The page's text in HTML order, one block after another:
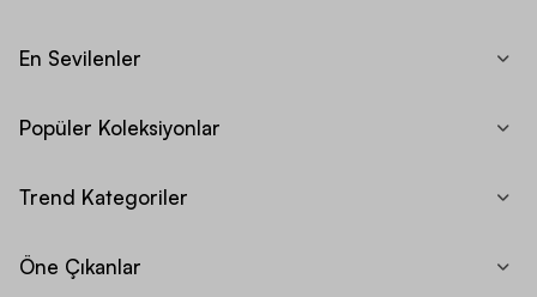
En Sevilenler
Popüler Koleksiyonlar
Trend Kategoriler
Öne Çıkanlar